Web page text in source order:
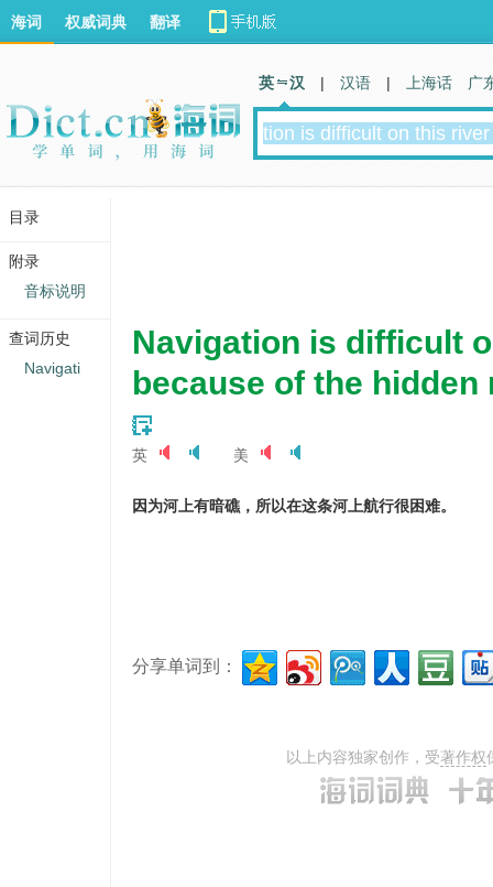
Navigation is difficult
because of the hidden
英 美
因为河上有暗礁，所以在这条河上航行很困难。
分享单词到：
以上内容独家创作，受著作权
海词 权威词典 翻译
英 汉 | 汉语 | 上海话 广
目录
附录
音标说明
查词历史
Navigati